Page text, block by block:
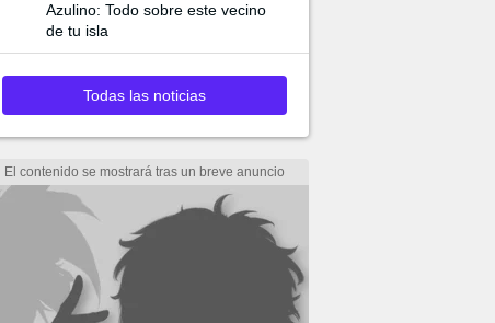
Azulino: Todo sobre este vecino
de tu isla
Todas las noticias